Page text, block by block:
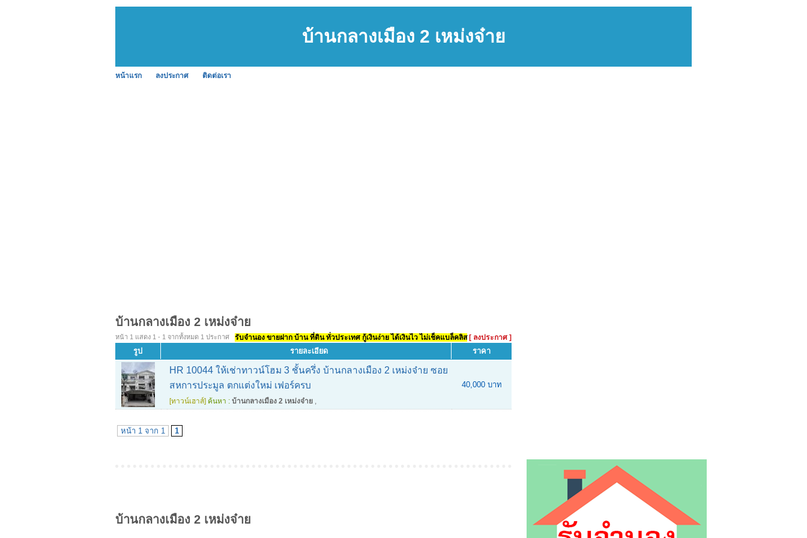
บ้านกลางเมือง 2 เหม่งจ๋าย
หน้าแรก ลงประกาศ ติดต่อเรา
บ้านกลางเมือง 2 เหม่งจ๋าย
หน้า 1 แสดง 1 - 1 จากทั้งหมด 1 ประกาศ รับจำนอง ขายฝาก บ้าน ที่ดิน ทั่วประเทศ กู้เงินง่าย ได้เงินไว ไม่เช็คแบล็คลิส [ ลงประกาศ ]
รูป รายละเอียด ราคา
HR 10044 ให้เช่าทาวน์โฮม 3 ชั้นครึ่ง บ้านกลางเมือง 2 เหม่งจ๋าย ซอย
สหการประมูล ตกแต่งใหม่ เฟอร์ครบ
[ทาวน์เฮาส์] ค้นหา : บ้านกลางเมือง 2 เหม่งจ๋าย ,
40,000 บาท
หน้า 1 จาก 1 1
บ้านกลางเมือง 2 เหม่งจ๋าย